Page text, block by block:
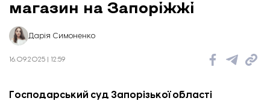
магазин на Запоріжжі
Дарія Симоненко
16.09.2025 | 12:59
Господарський суд Запорізької області